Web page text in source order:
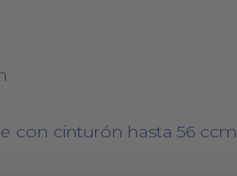
con cinturón hasta 56 ccm